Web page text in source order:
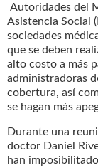
Autoridades del
Asistencia Social
sociedades
que se deben
alto costo a más
administradoras
cobertura, así
se hagan más
Durante una
doctor Daniel
han